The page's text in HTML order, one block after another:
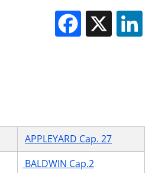
X
APPLEYARD Cap. 27
BALDWIN Cap.2